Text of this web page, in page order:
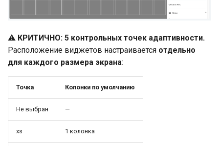
⚠️ КРИТИЧНО: 5 контрольных точек адаптивности.
Расположение виджетов настраивается отдельно
для каждого размера экрана:
Точка Колонки по умолчанию
Не выбран —
xs 1 колонка